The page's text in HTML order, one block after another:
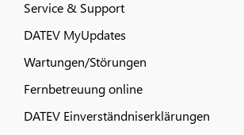
Service & Support
DATEV MyUpdates
Wartungen/Störungen
Fernbetreuung online
DATEV Einverständniserklärungen